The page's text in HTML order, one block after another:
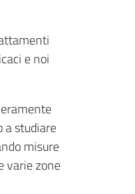
e noi
a studiare
misure
varie zone